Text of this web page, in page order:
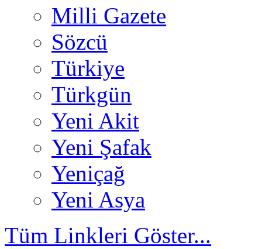
Milli Gazete
Sözcü
Türkiye
Türkgün
Yeni Akit
Yeni Şafak
Yeniçağ
Yeni Asya
Tüm Linkleri Göster...